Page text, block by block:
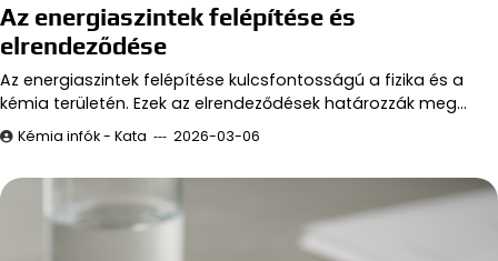
Az energiaszintek felépítése és
elrendeződése
Az energiaszintek felépítése kulcsfontosságú a fizika és a
kémia területén. Ezek az elrendeződések határozzák meg…
Kémia infók - Kata 2026-03-06